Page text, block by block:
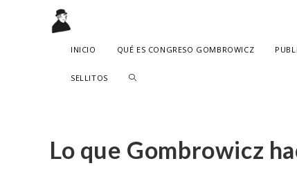
INICIO QUÉ ES CONGRESO GOMBROWICZ
SELLITOS ALTERNAR
LA
Lo que Gombrowicz